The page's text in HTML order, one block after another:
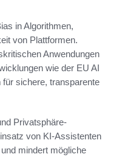
in Algorithmen,
von Plattformen.
Anwendungen
wie der EU AI
sichere, transparente
Privatsphäre-
von KI-Assistenten
mindert mögliche